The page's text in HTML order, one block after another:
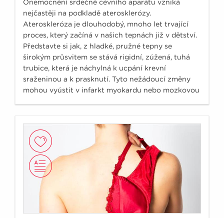
Onemocnění srdečně cévního aparátu vzniká
nejčastěji na podkladě aterosklerózy.
Ateroskleróza je dlouhodobý, mnoho let trvající
proces, který začíná v našich tepnách již v dětství.
Představte si jak, z hladké, pružné tepny se
širokým průsvitem se stává rigidní, zúžená, tuhá
trubice, která je náchylná k ucpání krevní
sraženinou a k prasknutí. Tyto nežádoucí změny
mohou vyústit v infarkt myokardu nebo mozkovou
přítomností rizikových faktorů. Rizikových faktorů
je několik desítek, ale ty zásadní, které naši
zdravotní prognózu nejvíce ovlivní, můžeme
spočítat na prstech obou rukou.